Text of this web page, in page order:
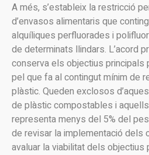
A més, s’estableix la restricció
d’envasos alimentaris que
alquíliques perfluorades i
de determinats llindars. L’acord
conserva els objectius principals
pel que fa al contingut mínim de
plàstic. Queden exclosos
de plàstic compostables i
representa menys del 5% del
de revisar la implementació dels
avaluar la viabilitat dels objectius